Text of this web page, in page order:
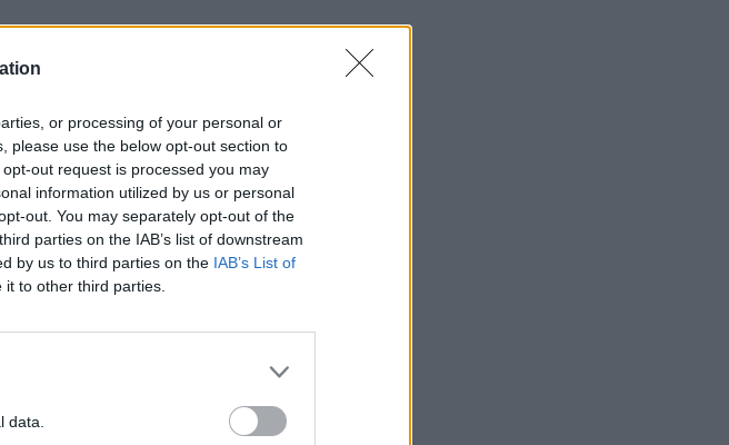
or processing of your personal or
please use the below opt-out section to
out request is processed you may
information utilized by us or personal
out. You may separately opt-out of the
parties on the IAB’s list of downstream
by us to third parties on the IAB’s List of
to other third parties.
data.
D galime sulėtinti
amžių, ir paskatinti